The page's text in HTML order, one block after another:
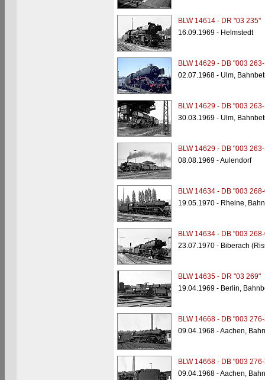
BLW 14614 - DR "03 235"
16.09.1969 - Helmstedt
BLW 14629 - DB "003
02.07.1968 - Ulm,
BLW 14629 - DB "003
30.03.1969 - Ulm,
BLW 14629 - DB "003
08.08.1969 - Aulendorf
BLW 14634 - DB "003
19.05.1970 - Rheine,
BLW 14634 - DB "003
23.07.1970 - Biberach
BLW 14635 - DR "03 269"
19.04.1969 - Berlin,
BLW 14668 - DB "003
09.04.1968 - Aachen,
BLW 14668 - DB "003
09.04.1968 - Aachen,